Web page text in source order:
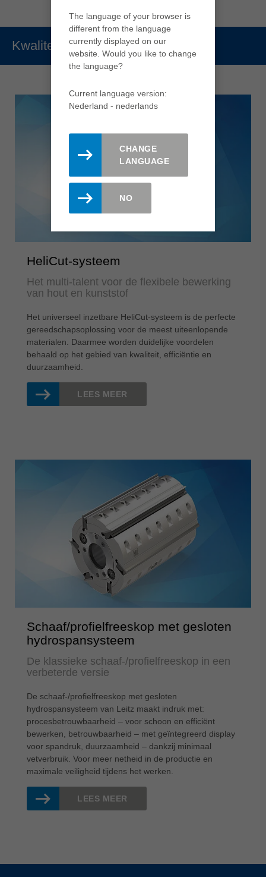
Kwaliteit
HeliCut-systeem
Het multi-talent voor de flexibele bewerking
van hout en kunststof
Het universeel inzetbare HeliCut-systeem is de perfecte
gereedschapsoplossing voor de meest uiteenlopende
materialen. Daarmee worden duidelijke voordelen
behaald op het gebied van kwaliteit, efficiëntie en
duurzaamheid.
LEES MEER
Schaaf/profielfreeskop met gesloten
hydrospansysteem
De klassieke schaaf-/profielfreeskop in een
verbeterde versie
De schaaf-/profielfreeskop met gesloten
hydrospansysteem van Leitz maakt indruk met:
procesbetrouwbaarheid – voor schoon en efficiënt
bewerken, betrouwbaarheid – met geïntegreerd display
voor spandruk, duurzaamheid – dankzij minimaal
vetverbruik. Voor meer netheid in de productie en
maximale veiligheid tijdens het werken.
LEES MEER
The language of your browser is
different from the language
currently displayed on our
website. Would you like to change
the language?
Current language version:
Nederland - nederlands
CHANGE
LANGUAGE
NO